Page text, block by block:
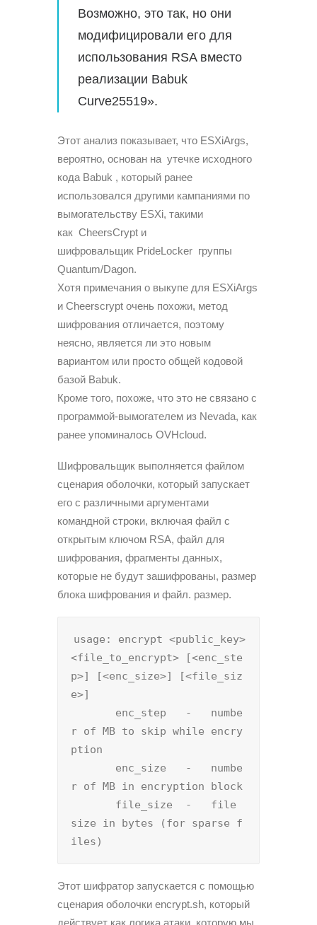
Возможно, это так, но они
модифицировали его для
использования RSA вместо
реализации Babuk
Curve25519».
Этот анализ показывает, что ESXiArgs,
вероятно, основан на утечке исходного
кода Babuk , который ранее
использовался другими кампаниями по
вымогательству ESXi, такими
как CheersCrypt и
шифровальщик PrideLocker группы
Quantum/Dagon.
Хотя примечания о выкупе для ESXiArgs
и Cheerscrypt очень похожи, метод
шифрования отличается, поэтому
неясно, является ли это новым
вариантом или просто общей кодовой
базой Babuk.
Кроме того, похоже, что это не связано с
программой-вымогателем из Nevada, как
ранее упоминалось OVHcloud.
Шифровальщик выполняется файлом
сценария оболочки, который запускает
его с различными аргументами
командной строки, включая файл с
открытым ключом RSA, файл для
шифрования, фрагменты данных,
которые не будут зашифрованы, размер
блока шифрования и файл. размер.
usage: encrypt <public_key>
<file_to_encrypt> [<enc_ste
p>] [<enc_size>] [<file_siz
e>]
r of MB to skip while encry
ption
r of MB in encryption block
size in bytes (for sparse f
Этот шифратор запускается с помощью
сценария оболочки encrypt.sh, который